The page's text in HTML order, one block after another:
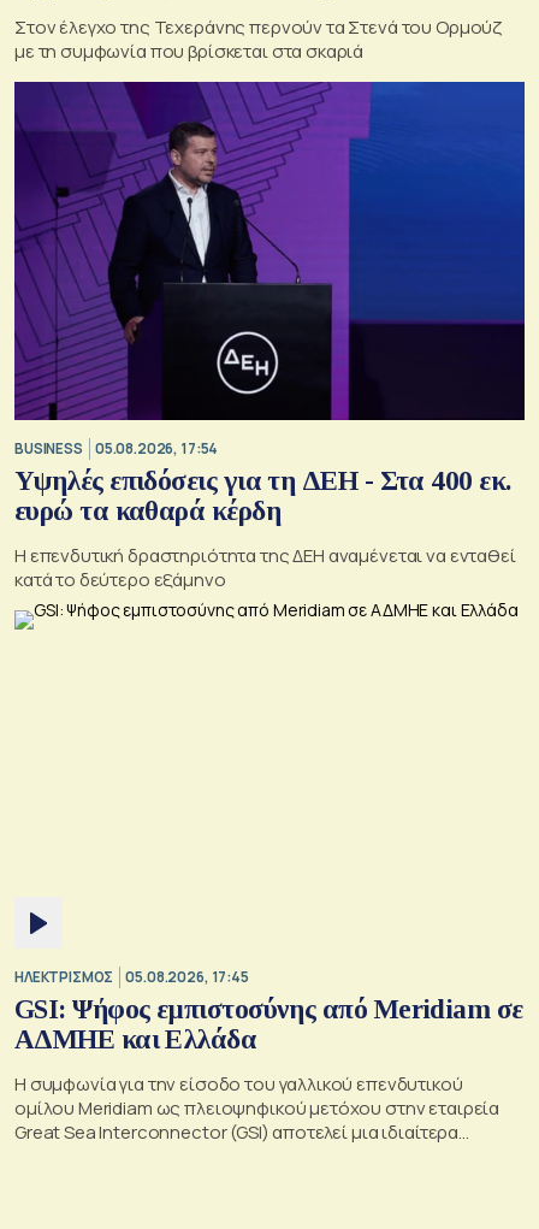
Στον έλεγχο της Τεχεράνης περνούν τα Στενά του Ορμούζ
με τη συμφωνία που βρίσκεται στα σκαριά
BUSINESS 05.08.2026, 17:54
Υψηλές επιδόσεις για τη ΔΕΗ - Στα 400 εκ.
ευρώ τα καθαρά κέρδη
Η επενδυτική δραστηριότητα της ΔΕΗ αναμένεται να ενταθεί
κατά το δεύτερο εξάμηνο
ΗΛΕΚΤΡΙΣΜΟΣ 05.08.2026, 17:45
GSI: Ψήφος εμπιστοσύνης από Meridiam σε
ΑΔΜΗΕ και Ελλάδα
Η συμφωνία για την είσοδο του γαλλικού επενδυτικού
ομίλου Meridiam ως πλειοψηφικού μετόχου στην εταιρεία
Great Sea Interconnector (GSI) αποτελεί μια ιδιαίτερα